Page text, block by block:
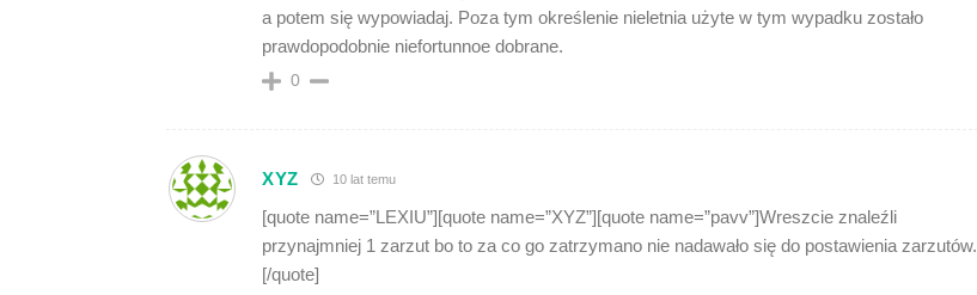
a potem się wypowiadaj. Poza tym określenie nieletnia użyte w tym wypadku zostało
prawdopodobnie niefortunnoe dobrane.
0
XYZ 10 lat temu
[quote name=”LEXIU”][quote name=”XYZ”][quote name=”pavv”]Wreszcie znaleźli
przynajmniej 1 zarzut bo to za co go zatrzymano nie nadawało się do postawienia zarzutów.
[/quote]